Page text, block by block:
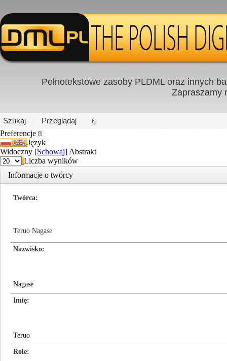
PL|EN
Pełnotekstowe zasoby PLDML oraz innych
Zapraszamy
Szukaj
Przeglądaj
Preferencje
Język
Widoczny [Schowaj] Abstrakt
Liczba wyników
Informacje o twórcy
Twórca
Teruo Nagase
Nazwisko
Nagase
Imię
Teruo
Role